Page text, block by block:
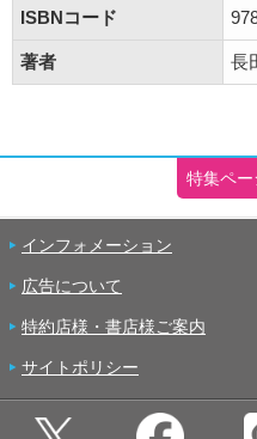
ISBNコード
著者 長
特集ペ
インフォメーション
広告について
特約店様・書店様ご案内
サイトポリシー